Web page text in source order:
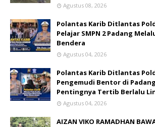
Agustus 08, 2026
Polantas Karib Ditlantas
Pelajar SMPN 2 Padang
Bendera
Agustus 04, 2026
Polantas Karib Ditlantas
Pengemudi Bentor di
Pentingnya Tertib Berlalu
Agustus 04, 2026
AIZAN VIKO RAMADHAN